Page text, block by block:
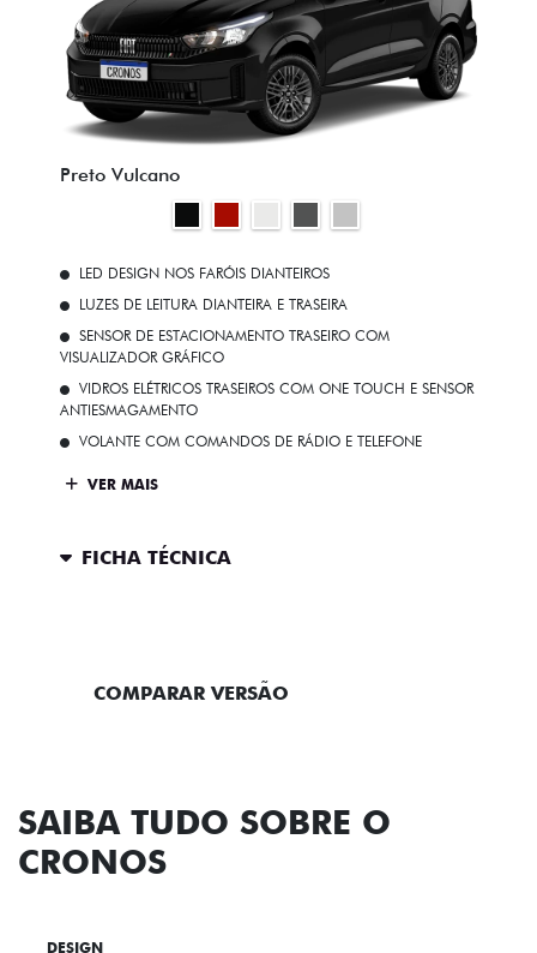
Preto Vulcano
LED DESIGN NOS FARÓIS DIANTEIROS
LUZES DE LEITURA DIANTEIRA E TRASEIRA
SENSOR DE ESTACIONAMENTO TRASEIRO COM
VISUALIZADOR GRÁFICO
VIDROS ELÉTRICOS TRASEIROS COM ONE TOUCH E SENSOR
ANTIESMAGAMENTO
VOLANTE COM COMANDOS DE RÁDIO E TELEFONE
VER MAIS
FICHA TÉCNICA
COMPARAR VERSÃO
SAIBA TUDO SOBRE O
CRONOS
DESIGN